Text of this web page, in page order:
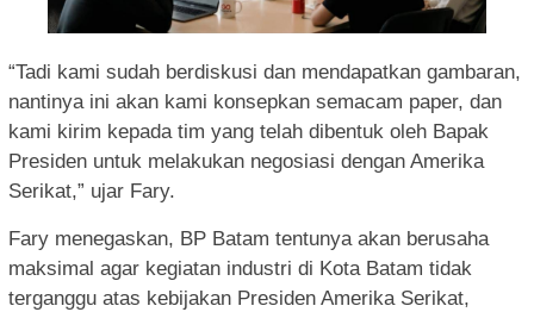
“Tadi kami sudah berdiskusi dan mendapatkan gambaran,
nantinya ini akan kami konsepkan semacam paper, dan
kami kirim kepada tim yang telah dibentuk oleh Bapak
Presiden untuk melakukan negosiasi dengan Amerika
Serikat,” ujar Fary.
Fary menegaskan, BP Batam tentunya akan berusaha
maksimal agar kegiatan industri di Kota Batam tidak
terganggu atas kebijakan Presiden Amerika Serikat,